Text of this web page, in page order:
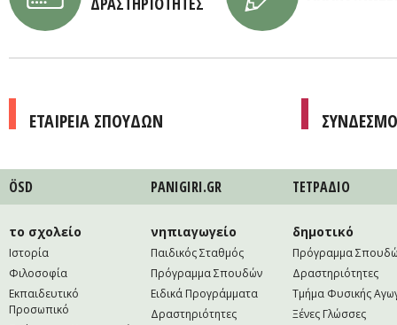
ΕΤΑΙΡΕΙΑ ΣΠΟΥΔΩΝ
ÖSD PANIGIRI.GR ΤΕΤΡAΔΙΟ
το σχολείο
Ιστορία
Φιλοσοφία
Εκπαιδευτικό
Προσωπικό
νηπιαγωγείο
Παιδικός Σταθμός
Πρόγραμμα Σπουδών
Ειδικά Προγράμματα
Δραστηριότητες
δημοτικό
Πρόγραμμα
Δραστηριότητες
Τμήμα Φυσικής
Ξένες Γλώσσες